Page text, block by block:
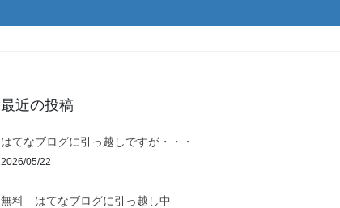
最近の投稿
はてなブログに引っ越しですが・・・
2026/05/22
無料 はてなブログに引っ越し中